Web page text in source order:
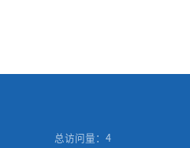
总访问量： 4